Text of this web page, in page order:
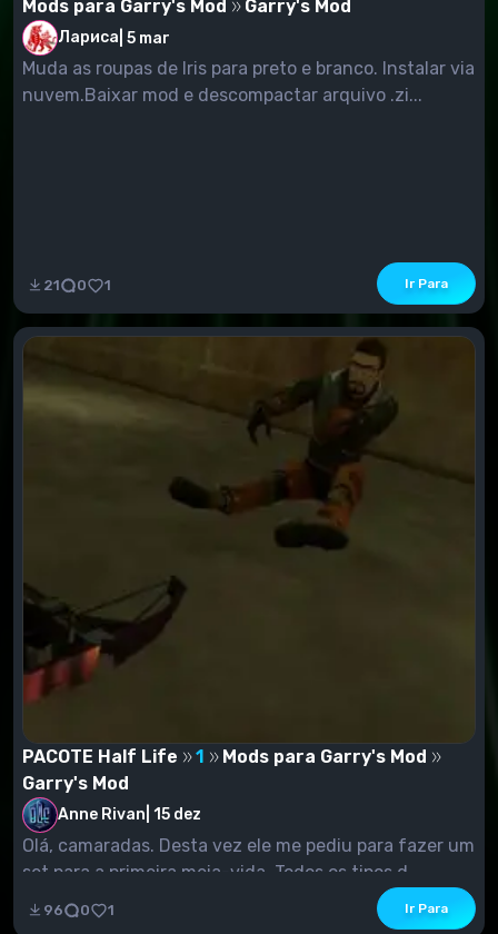
Mods para Garry's Mod
Garry's Mod
Лариса 5 mar
Muda as roupas de Iris para preto e branco. Instalar via
nuvem.Baixar mod e descompactar arquivo .zi...
21 0 1 Ir Para
PACOTE Half Life 1
Mods para Garry's Mod
Garry's Mod
Anne Rivan 15 dez
Olá, camaradas. Desta vez ele me pediu para fazer um
set para a primeira meia-vida. Todos os tipos d...
96 0 1 Ir Para